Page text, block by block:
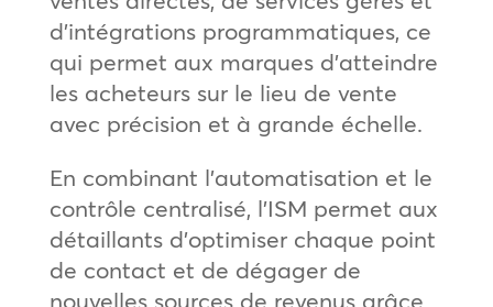
d’intégrations programmatiques, ce
qui permet aux marques d’atteindre
les acheteurs sur le lieu de vente
avec précision et à grande échelle.
En combinant l’automatisation et le
contrôle centralisé, l’ISM permet aux
détaillants d’optimiser chaque point
de contact et de dégager de
nouvelles sources de revenus grâce